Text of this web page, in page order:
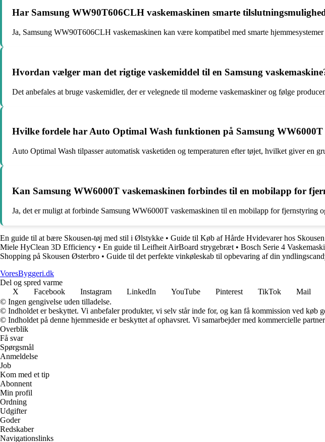
Har Samsung WW90T606CLH vaskemaskinen smarte
Ja, Samsung WW90T606CLH vaskemaskinen kan være kompatibel med smarte
Hvordan vælger man det rigtige vaskemiddel til en Samsung
Det anbefales at bruge vaskemidler, der er velegnede til moderne vaskemaskiner og følge
Hvilke fordele har Auto Optimal Wash funktionen på Samsung WW6000T
Auto Optimal Wash tilpasser automatisk vasketiden og temperaturen efter tøjet, hvilket giver en
Kan Samsung WW6000T vaskemaskinen forbindes til en mobilapp for
Ja, det er muligt at forbinde Samsung WW6000T vaskemaskinen til en mobilapp for fjernstyring
En guide til at bære Skousen-tøj med stil i Ølstykke • Guide til Køb af Hårde Hvidevarer hos
Miele HyClean 3D Efficiency • En guide til Leifheit AirBoard strygebræt • Bosch Serie 4
Shopping på Skousen Østerbro • Guide til det perfekte vinkøleskab til opbevaring af din
VoresByggeri.dk
Del og spred varme
X
Facebook Instagram LinkedIn YouTube Pinterest TikTok Mail
© Ingen gengivelse uden tilladelse.
© Indholdet er beskyttet. Vi anbefaler produkter, vi selv står inde for, og kan få kommission ved køb
© Indholdet på denne hjemmeside er beskyttet af ophavsret. Vi samarbejder med kommercielle
Overblik
Få svar
Spørgsmål
Anmeldelse
Job
Kom med et tip
Abonnent
Min profil
Ordning
Udgifter
Goder
Redskaber
Navigationslinks